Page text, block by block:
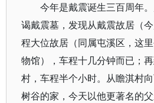
今年是戴震诞生三百周年
谒戴震墓，发现从戴震故居（
程大位故居（同属屯溪区，这
物馆），车程十几分钟而已；
村，车程半个小时。从瞻淇村
树谷的家，今天以他更著名的